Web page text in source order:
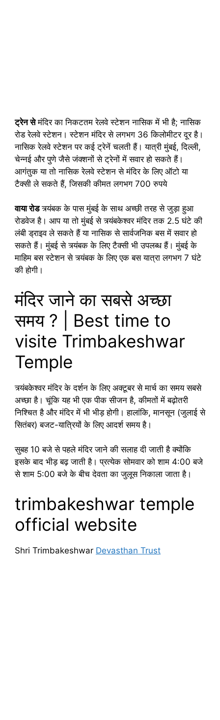
ट्रेन सेमंदिर का निकटतम रेलवे स्टेशन नासिक में भी है; नासिक
रोड रेलवे स्टेशन। स्टेशन मंदिर से लगभग 36 किलोमीटर दूर है।
नासिक रेलवे स्टेशन पर कई ट्रेनें चलती हैं। यात्री मुंबई, दिल्ली,
चेन्नई और पुणे जैसे जंक्शनों से ट्रेनों में सवार हो सकते हैं।
आगंतुक या तो नासिक रेलवे स्टेशन से मंदिर के लिए ऑटो या
टैक्सी ले सकते हैं, जिसकी कीमत लगभग 700 रुपये
वाया रोडत्र्यंबक के पास मुंबई के साथ अच्छी तरह से जुड़ा हुआ
रोडवेज है। आप या तो मुंबई से त्र्यंबकेश्वर मंदिर तक 2.5 घंटे की
लंबी ड्राइव ले सकते हैं या नासिक से सार्वजनिक बस में सवार हो
सकते हैं। मुंबई से त्र्यंबक के लिए टैक्सी भी उपलब्ध हैं। मुंबई के
माहिम बस स्टेशन से त्र्यंबक के लिए एक बस यात्रा लगभग 7 घंटे
की होगी।
मंदिर जाने का सबसे अच्छा
समय ? | Best time to
visite Trimbakeshwar
Temple
त्र्यंबकेश्वर मंदिर के दर्शन के लिए अक्टूबर से मार्च का समय सबसे
अच्छा है। चूंकि यह भी एक पीक सीजन है, कीमतों में बढ़ोतरी
निश्चित है और मंदिर में भी भीड़ होगी। हालांकि, मानसून (जुलाई से
सितंबर) बजट-यात्रियों के लिए आदर्श समय है।
सुबह 10 बजे से पहले मंदिर जाने की सलाह दी जाती है क्योंकि
इसके बाद भीड़ बढ़ जाती है। प्रत्येक सोमवार को शाम 4:00 बजे
से शाम 5:00 बजे के बीच देवता का जुलूस निकाला जाता है।
trimbakeshwar temple
official website
Shri Trimbakeshwar Devasthan Trust